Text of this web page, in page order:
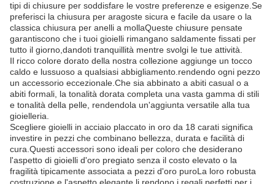
tipi di chiusure per soddisfare le vostre preferenze e esigenze.Se
preferisci la chiusura per aragoste sicura e facile da usare o la
classica chiusura per anelli a mollaQueste chiusure pensate
garantiscono che i tuoi gioielli rimangano saldamente fissati per
tutto il giorno,dandoti tranquillità mentre svolgi le tue attività.
Il ricco colore dorato della nostra collezione aggiunge un tocco
caldo e lussuoso a qualsiasi abbigliamento.rendendo ogni pezzo
un accessorio eccezionale.Che sia abbinato a abiti casual o a
abiti formali, la tonalità dorata completa una vasta gamma di stili
e tonalità della pelle, rendendola un'aggiunta versatile alla tua
gioielleria.
Scegliere gioielli in acciaio placcato in oro da 18 carati significa
investire in pezzi che combinano bellezza, durata e facilità di
cura.Questi accessori sono ideali per coloro che desiderano
l'aspetto di gioielli d'oro pregiato senza il costo elevato o la
fragilità tipicamente associata a pezzi d'oro puroLa loro robusta